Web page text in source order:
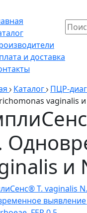
и доставка
Каталог ПЦР-
vaginalis
и